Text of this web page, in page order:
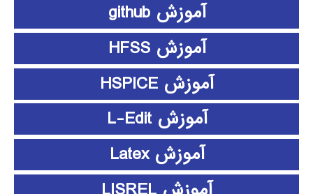
آموزش github
آموزش HFSS
آموزش HSPICE
آموزش L-Edit
آموزش Latex